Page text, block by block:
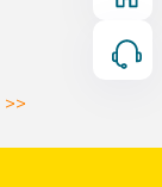
>>